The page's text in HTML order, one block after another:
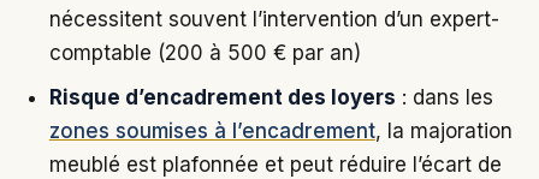
nécessitent souvent l’intervention d’un expert-
comptable (200 à 500 € par an)
Risque d’encadrement des loyers : dans les
zones soumises à l’encadrement, la majoration
meublé est plafonnée et peut réduire l’écart de